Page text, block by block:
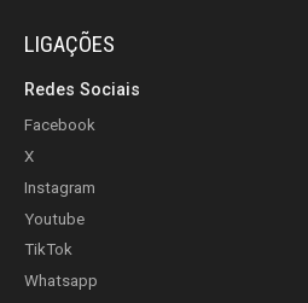
LIGAÇÕES
Redes Sociais
Facebook
X
Instagram
Youtube
TikTok
Whatsapp